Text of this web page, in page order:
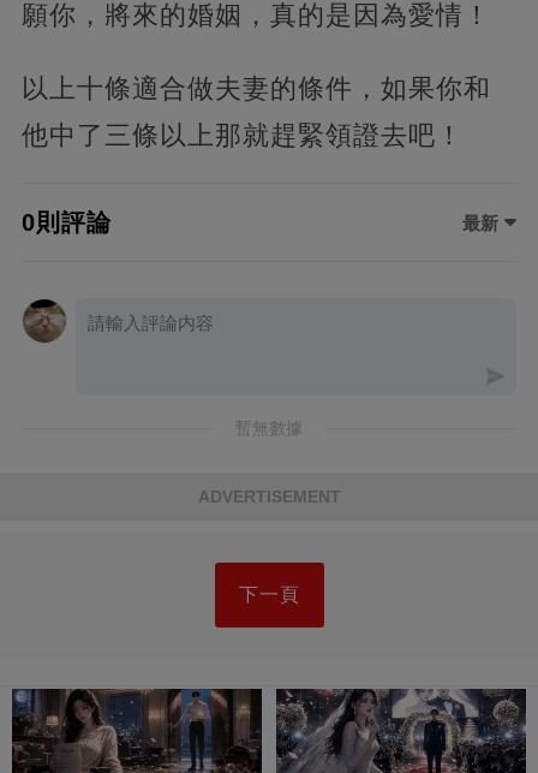
願你，將來的婚姻，真的是因為愛情！
以上十條適合做夫妻的條件，如果你和
他中了三條以上那就趕緊領證去吧！
0則評論 最新
暫無數據
ADVERTISEMENT
下一頁